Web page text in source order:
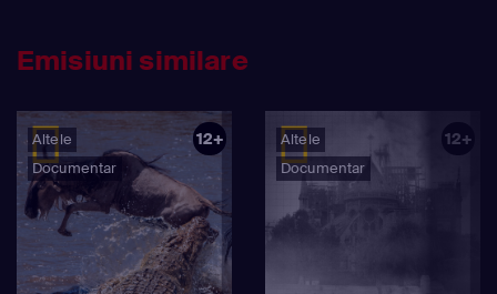
Emisiuni similare
Altele
Documentar
12+
Altele
Documentar
12+